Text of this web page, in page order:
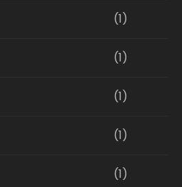
(1)
(1)
(1)
(1)
(1)